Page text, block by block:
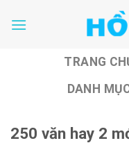
TRANG
DANH
250 văn hay 2